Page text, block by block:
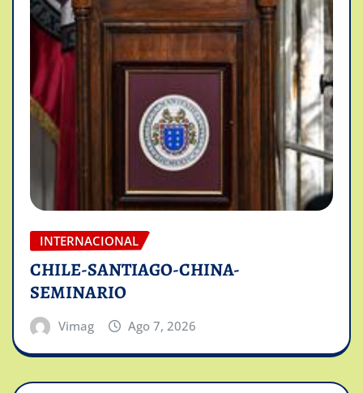
INTERNACIONAL
CHILE-SANTIAGO-CHINA-
SEMINARIO
Vimag Ago 7, 2026